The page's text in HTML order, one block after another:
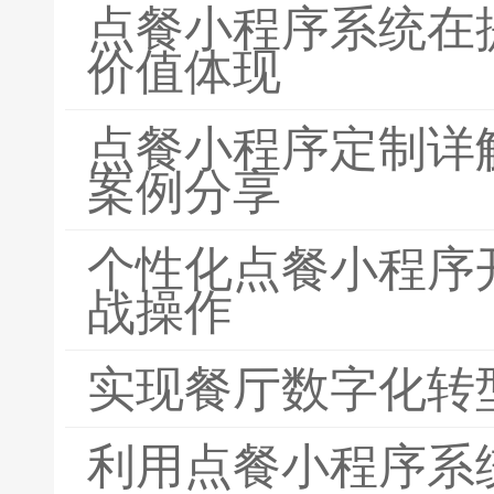
点餐小程序系统
价值体现
点餐小程序定制
案例分享
个性化点餐小程
战操作
实现餐厅数字化
利用点餐小程序